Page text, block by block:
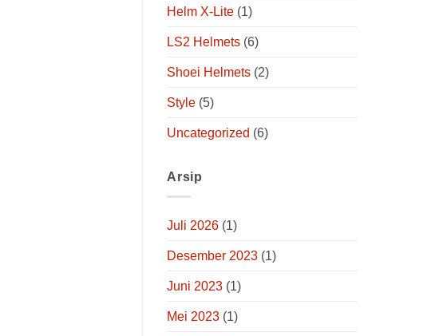
Helm X-Lite (1)
LS2 Helmets (6)
Shoei Helmets (2)
Style (5)
Uncategorized (6)
Arsip
Juli 2026 (1)
Desember 2023 (1)
Juni 2023 (1)
Mei 2023 (1)